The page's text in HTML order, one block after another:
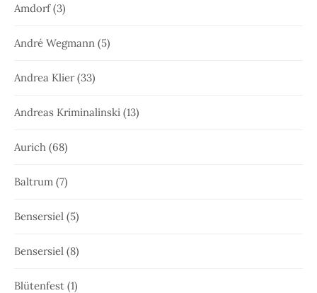
Amdorf(3)
André Wegmann (5)
Andrea Klier(33)
Andreas Kriminalinski (13)
Aurich (68)
Baltrum (7)
Bensersiel (5)
Bensersiel (8)
Blütenfest (1)